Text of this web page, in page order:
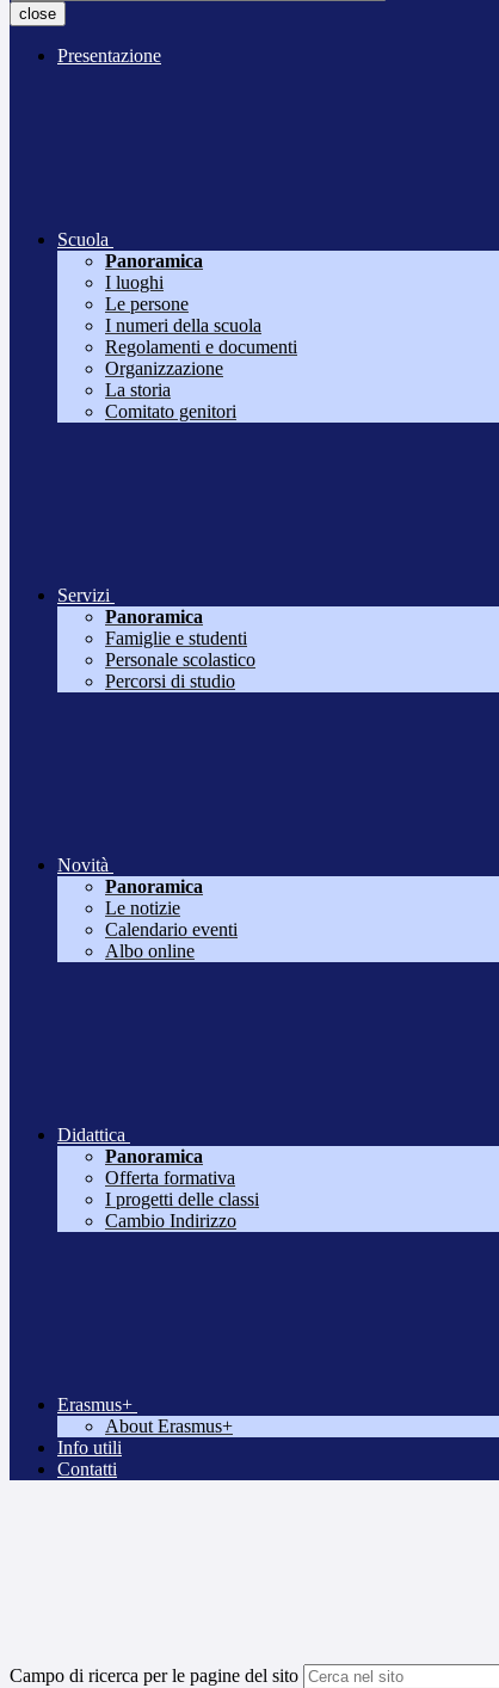
close
Presentazione
Scuola
Panoramica
I luoghi
Le persone
I numeri della scuola
Regolamenti e documenti
Organizzazione
La storia
Comitato genitori
Servizi
Panoramica
Famiglie e studenti
Personale scolastico
Percorsi di studio
Novità
Panoramica
Le notizie
Calendario eventi
Albo online
Didattica
Panoramica
Offerta formativa
I progetti delle classi
Cambio Indirizzo
Erasmus+
About Erasmus+
Info utili
Contatti
Campo di ricerca per le pagine del sito